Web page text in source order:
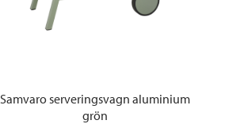
Samvaro serveringsvagn aluminium
grön